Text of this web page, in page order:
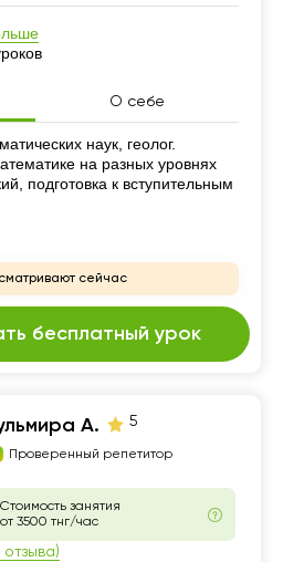
О себе
наук, геолог.
на разных уровнях
подготовка к вступительным
сейчас
бесплатный урок
А. 5
Проверенный репетитор
Стоимость занятия
от 3500 тнг/час
отзыва)